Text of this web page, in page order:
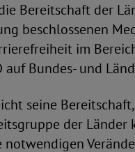
Bereitschaft der
beschlossenen
im
auf Bundes- und
seine
der Länder